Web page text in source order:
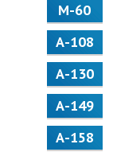
M-60
А-108
А-130
А-149
А-158